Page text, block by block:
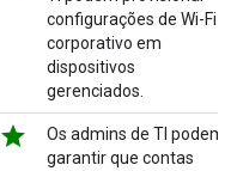
configurações de Wi-Fi
corporativo em
dispositivos
gerenciados.
star
Os admins de TI podem
garantir que contas